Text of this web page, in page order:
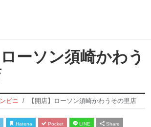
ローソン須崎かわう
ビニ 【開店】ローソン須崎かわうその里店
Hatena Pocket LINE Share